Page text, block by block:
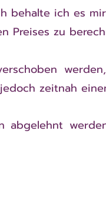
behalte ich es
Preises zu
zeitnah
abgelehnt